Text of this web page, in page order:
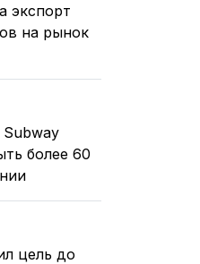
экспорт
на рынок
более 60
цель до